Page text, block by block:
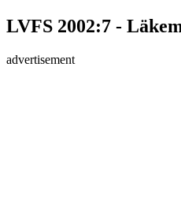
LVFS 2002:7 -
advertisement